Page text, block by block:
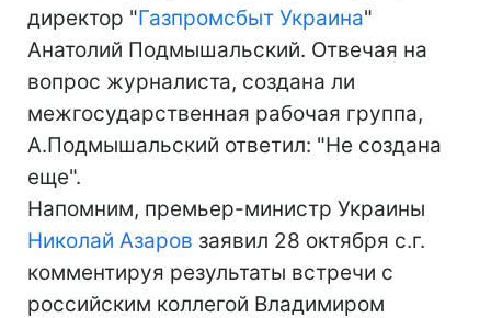
директор "Газпромсбыт Украина"
Анатолий Подмышальский. Отвечая на
вопрос журналиста, создана ли
межгосударственная рабочая группа,
А.Подмышальский ответил: "Не создана
еще".
Напомним, премьер-министр Украины
Николай Азаров заявил 28 октября с.г.
комментируя результаты встречи с
российским коллегой Владимиром